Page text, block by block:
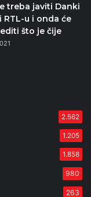
treba javiti Danki
RTL-u i onda će
što je čije
2.562
1.205
1.858
980
263